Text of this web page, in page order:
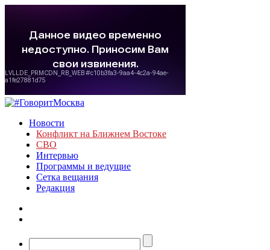
Новости
Конфликт на Ближнем Востоке
СВО
Интервью
Программы и ведущие
Сетка вещания
Редакция